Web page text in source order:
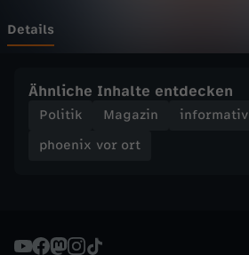
t
E
Details
Ähnliche Inhalte entdecken
Politik Magazin
informativ
phoenix vor ort